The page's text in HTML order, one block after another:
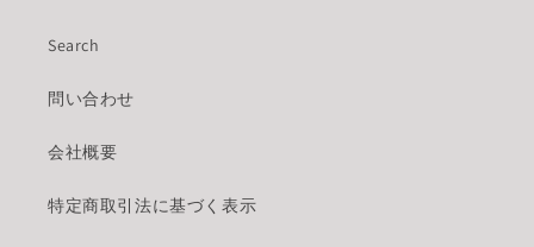
Search
問い合わせ
会社概要
特定商取引法に基づく表示